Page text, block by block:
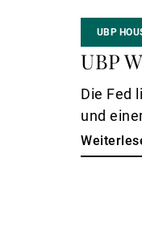
UBP
UBP
Die Fed
und